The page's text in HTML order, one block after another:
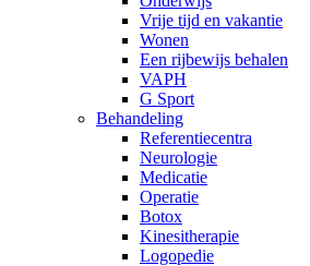
Vrije tijd en vakantie
Wonen
Een rijbewijs behalen
VAPH
G Sport
Behandeling
Referentiecentra
Neurologie
Medicatie
Operatie
Botox
Kinesitherapie
Logopedie